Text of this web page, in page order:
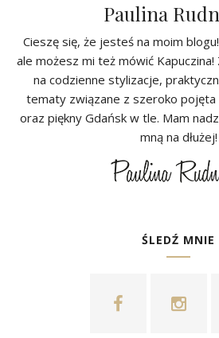
Paulina
Cieszę się, że jesteś na moim
ale możesz mi też mówić
na codzienne stylizacje,
tematy związane z szeroko pojęta
oraz piękny Gdańsk w tle. Mam
mną na dłużej!
ŚLEDŹ MNIE